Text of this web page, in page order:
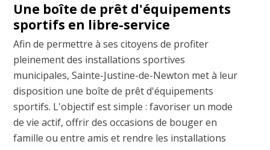
Une boîte de prêt d'équipements
sportifs en libre-service
Afin de permettre à ses citoyens de profiter
pleinement des installations sportives
municipales, Sainte-Justine-de-Newton met à leur
disposition une boîte de prêt d'équipements
sportifs. L'objectif est simple : favoriser un mode
de vie actif, offrir des occasions de bouger en
famille ou entre amis et rendre les installations